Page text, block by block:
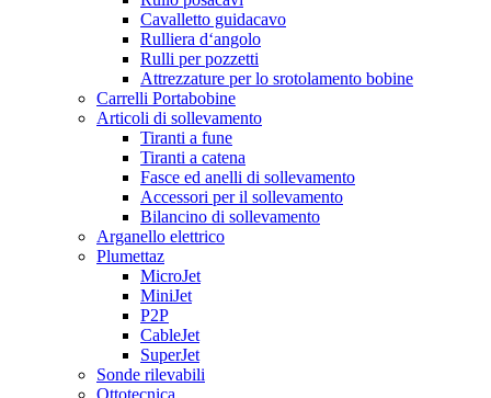
Cavalletto guidacavo
Rulliera d‘angolo
Rulli per pozzetti
Attrezzature per lo srotolamento bobine
Carrelli Portabobine
Articoli di sollevamento
Tiranti a fune
Tiranti a catena
Fasce ed anelli di sollevamento
Accessori per il sollevamento
Bilancino di sollevamento
Arganello elettrico
Plumettaz
MicroJet
MiniJet
P2P
CableJet
SuperJet
Sonde rilevabili
Ottotecnica